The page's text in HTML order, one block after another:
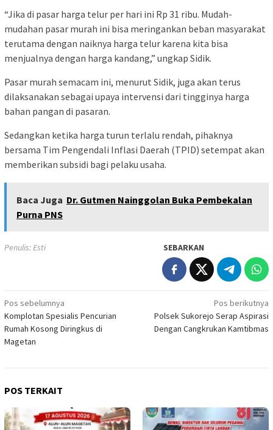
“Jika di pasar harga telur per hari ini Rp 31 ribu. Mudah-
mudahan pasar murah ini bisa meringankan beban masyarakat
terutama dengan naiknya harga telur karena kita bisa
menjualnya dengan harga kandang,” ungkap Sidik.
Pasar murah semacam ini, menurut Sidik, juga akan terus
dilaksanakan sebagai upaya intervensi dari tingginya harga
bahan pangan di pasaran.
Sedangkan ketika harga turun terlalu rendah, pihaknya
bersama Tim Pengendali Inflasi Daerah (TPID) setempat akan
memberikan subsidi bagi pelaku usaha.
Baca Juga Dr. Gutmen Nainggolan Buka Pembekalan
Purna PNS
Penulis: Esti SEBARKAN
Navigasi
pos
Pos sebelumnya
Komplotan Spesialis Pencurian
Rumah Kosong Diringkus di
Magetan
Pos berikutnya
Polsek Sukorejo Serap Aspirasi
Dengan Cangkrukan Kamtibmas
POS TERKAIT